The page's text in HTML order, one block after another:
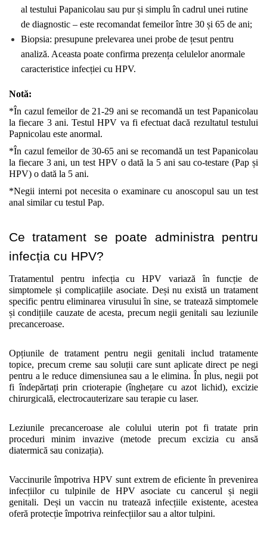
al testului Papanicolau sau pur și simplu în cadrul unei rutine
de diagnostic – este recomandat femeilor între 30 și 65 de ani;
Biopsia: presupune prelevarea unei probe de țesut pentru
analiză. Aceasta poate confirma prezența celulelor anormale
caracteristice infecției cu HPV.
Notă:
*În cazul femeilor de 21-29 ani se recomandă un test Papanicolau
la fiecare 3 ani. Testul HPV va fi efectuat dacă rezultatul testului
Papnicolau este anormal.
*În cazul femeilor de 30-65 ani se recomandă un test Papanicolau
la fiecare 3 ani, un test HPV o dată la 5 ani sau co-testare (Pap și
HPV) o dată la 5 ani.
*Negii interni pot necesita o examinare cu anoscopul sau un test
anal similar cu testul Pap.
Ce tratament se poate administra pentru
infecția cu HPV?
Tratamentul pentru infecția cu HPV variază în funcție de
simptomele și complicațiile asociate. Deși nu există un tratament
specific pentru eliminarea virusului în sine, se tratează simptomele
și condițiile cauzate de acesta, precum negii genitali sau leziunile
precanceroase.
Opțiunile de tratament pentru negii genitali includ tratamente
topice, precum creme sau soluții care sunt aplicate direct pe negi
pentru a le reduce dimensiunea sau a le elimina. În plus, negii pot
fi îndepărtați prin crioterapie (înghețare cu azot lichid), excizie
chirurgicală, electrocauterizare sau terapie cu laser.
Leziunile precanceroase ale colului uterin pot fi tratate prin
proceduri minim invazive (metode precum excizia cu ansă
diatermică sau conizația).
Vaccinurile împotriva HPV sunt extrem de eficiente în prevenirea
infecțiilor cu tulpinile de HPV asociate cu cancerul și negii
genitali. Deși un vaccin nu tratează infecțiile existente, acestea
oferă protecție împotriva reinfecțiilor sau a altor tulpini.